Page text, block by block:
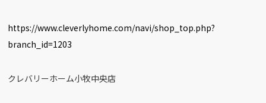
https://www.cleverlyhome.com/navi/shop_top.php?
branch_id=1203
クレバリーホーム小牧中央店